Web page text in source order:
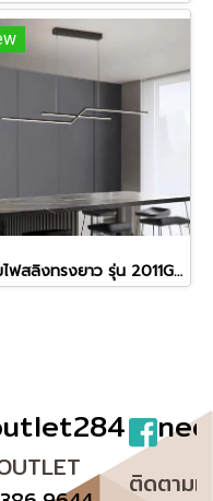
โคมไฟสลิงทรงยาว รุ่น 2011GP-105
ติดตามเ